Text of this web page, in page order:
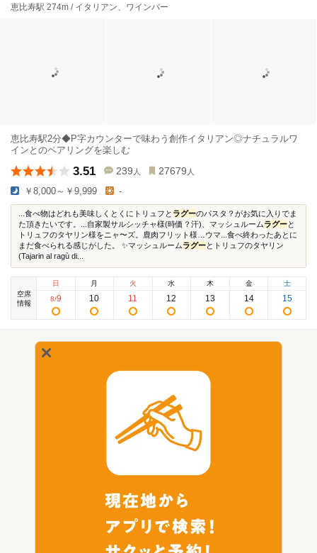
恵比寿駅 274m / イタリアン、ワインバー
恵比寿駅2分◆P字カウンターで味わう創作イタリアン◎ナチュラルワ
インとのペアリングを楽しむ
3.51 239 人 27679 人
￥8,000～￥9,999 -
...食べ物はどれも美味しくとくにトリュフと ラグーのパスタ？がお気に入りでま
た頂きたいです。...自家製サルシッチャ様(時価？汗)、マッシュルームラグーと
トリュフのタヤリン様をニャ〜ズ。鹿肉フリット様…ウマ...食べ終わったあとに
まだ食べられる感じがした。 ✨マッシュルームラグーとトリュフのタヤリン
(Tajarin al ragù di...
空席
情報
日
8/9
月
10
火
11
水
12
木
13
金
14
土
15